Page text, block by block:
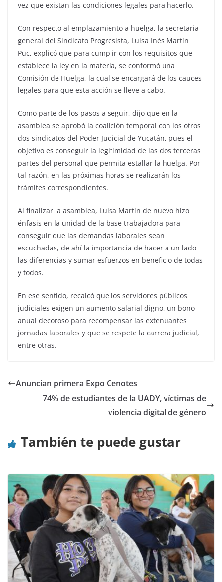
vez que existan las condiciones legales para hacerlo.
Con respecto al emplazamiento a huelga, la secretaria
general del Sindicato Progresista, Luisa Inés Martín
Puc, explicó que para cumplir con los requisitos que
establece la ley en la materia, se conformó una
Comisión de Huelga, la cual se encargará de los cauces
legales para que esta acción se lleve a cabo.
Como parte de los pasos a seguir, dijo que en la
asamblea se aprobó la coalición temporal con los otros
dos sindicatos del Poder Judicial de Yucatán, pues el
objetivo es conseguir la legitimidad de las dos terceras
partes del personal que permita estallar la huelga. Por
tal razón, en las próximas horas se realizarán los
trámites correspondientes.
Al finalizar la asamblea, Luisa Martín de nuevo hizo
énfasis en la unidad de la base trabajadora para
conseguir que las demandas laborales sean
escuchadas, de ahí la importancia de hacer a un lado
las diferencias y sumar esfuerzos en beneficio de todas
y todos.
En ese sentido, recalcó que los servidores públicos
judiciales exigen un aumento salarial digno, un bono
anual decoroso para recompensar las extenuantes
jornadas laborales y que se respete la carrera judicial,
entre otras.
Anuncian primera Expo Cenotes
74% de estudiantes de la UADY, víctimas de
violencia digital de género
También te puede gustar